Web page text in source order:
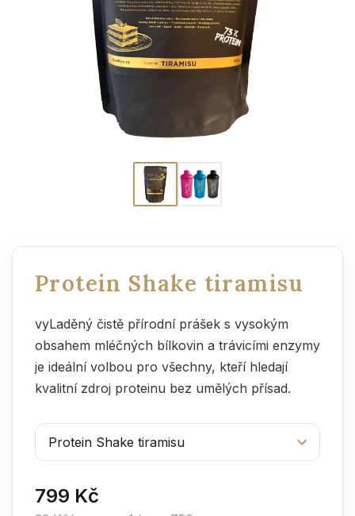
Protein Shake tiramisu
vyLaděný čistě přírodní prášek s vysokým
obsahem mléčných bílkovin a trávicími enzymy
je ideální volbou pro všechny, kteří hledají
kvalitní zdroj proteinu bez umělých přísad.
799 Kč